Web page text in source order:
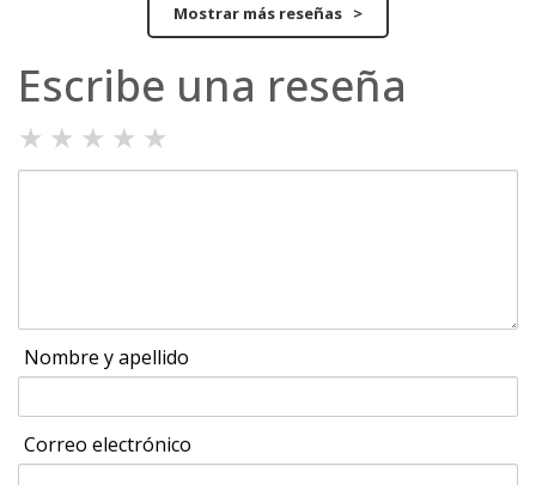
Mostrar más reseñas >
Escribe una reseña
★ ★ ★ ★ ★
Nombre y apellido
Correo electrónico